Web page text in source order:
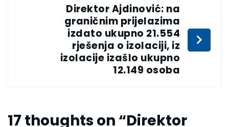
Direktor Ajdinović: na
graničnim prijelazima
izdato ukupno 21.554
rješenja o izolaciji, iz
izolacije izašlo ukupno
12.149 osoba
17 thoughts on “Direktor